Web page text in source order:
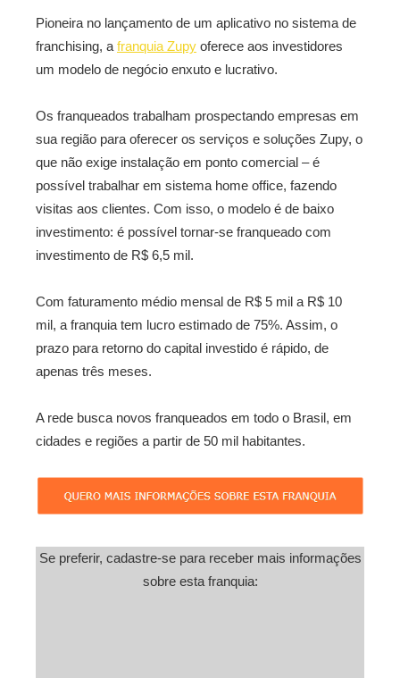
Pioneira no lançamento de um aplicativo no sistema de
franchising, a franquia Zupy oferece aos investidores
um modelo de negócio enxuto e lucrativo.
Os franqueados trabalham prospectando empresas em
sua região para oferecer os serviços e soluções Zupy, o
que não exige instalação em ponto comercial – é
possível trabalhar em sistema home office, fazendo
visitas aos clientes. Com isso, o modelo é de baixo
investimento: é possível tornar-se franqueado com
investimento de R$ 6,5 mil.
Com faturamento médio mensal de R$ 5 mil a R$ 10
mil, a franquia tem lucro estimado de 75%. Assim, o
prazo para retorno do capital investido é rápido, de
apenas três meses.
A rede busca novos franqueados em todo o Brasil, em
cidades e regiões a partir de 50 mil habitantes.
Se preferir, cadastre-se para receber mais informações
sobre esta franquia: